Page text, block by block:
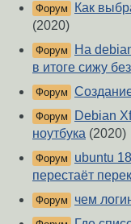
Форум
Как
(2020)
Форум
На
в итоге сижу
Форум
Форум
Debian
ноутбука (2020)
Форум
ubuntu
перестаёт
Форум чем